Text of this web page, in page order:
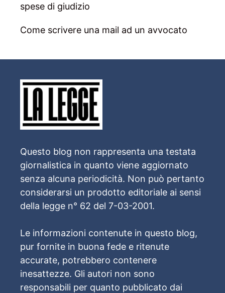
spese di giudizio
Come scrivere una mail ad un avvocato
Questo blog non rappresenta una testata
giornalistica in quanto viene aggiornato
senza alcuna periodicità. Non può pertanto
considerarsi un prodotto editoriale ai sensi
della legge n° 62 del 7-03-2001.
Le informazioni contenute in questo blog,
pur fornite in buona fede e ritenute
accurate, potrebbero contenere
inesattezze. Gli autori non sono
responsabili per quanto pubblicato dai